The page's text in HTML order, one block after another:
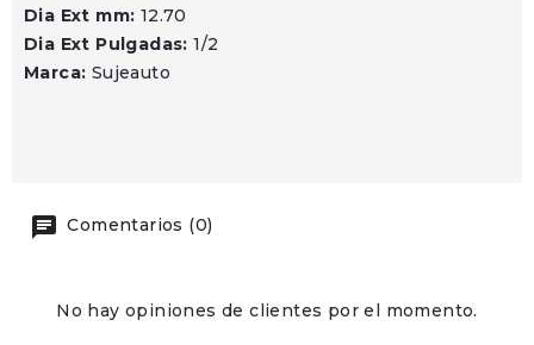
Dia Ext mm: 12.70
Dia Ext Pulgadas:1/2
Marca: Sujeauto
Comentarios (0)
No hay opiniones de clientes por el momento.